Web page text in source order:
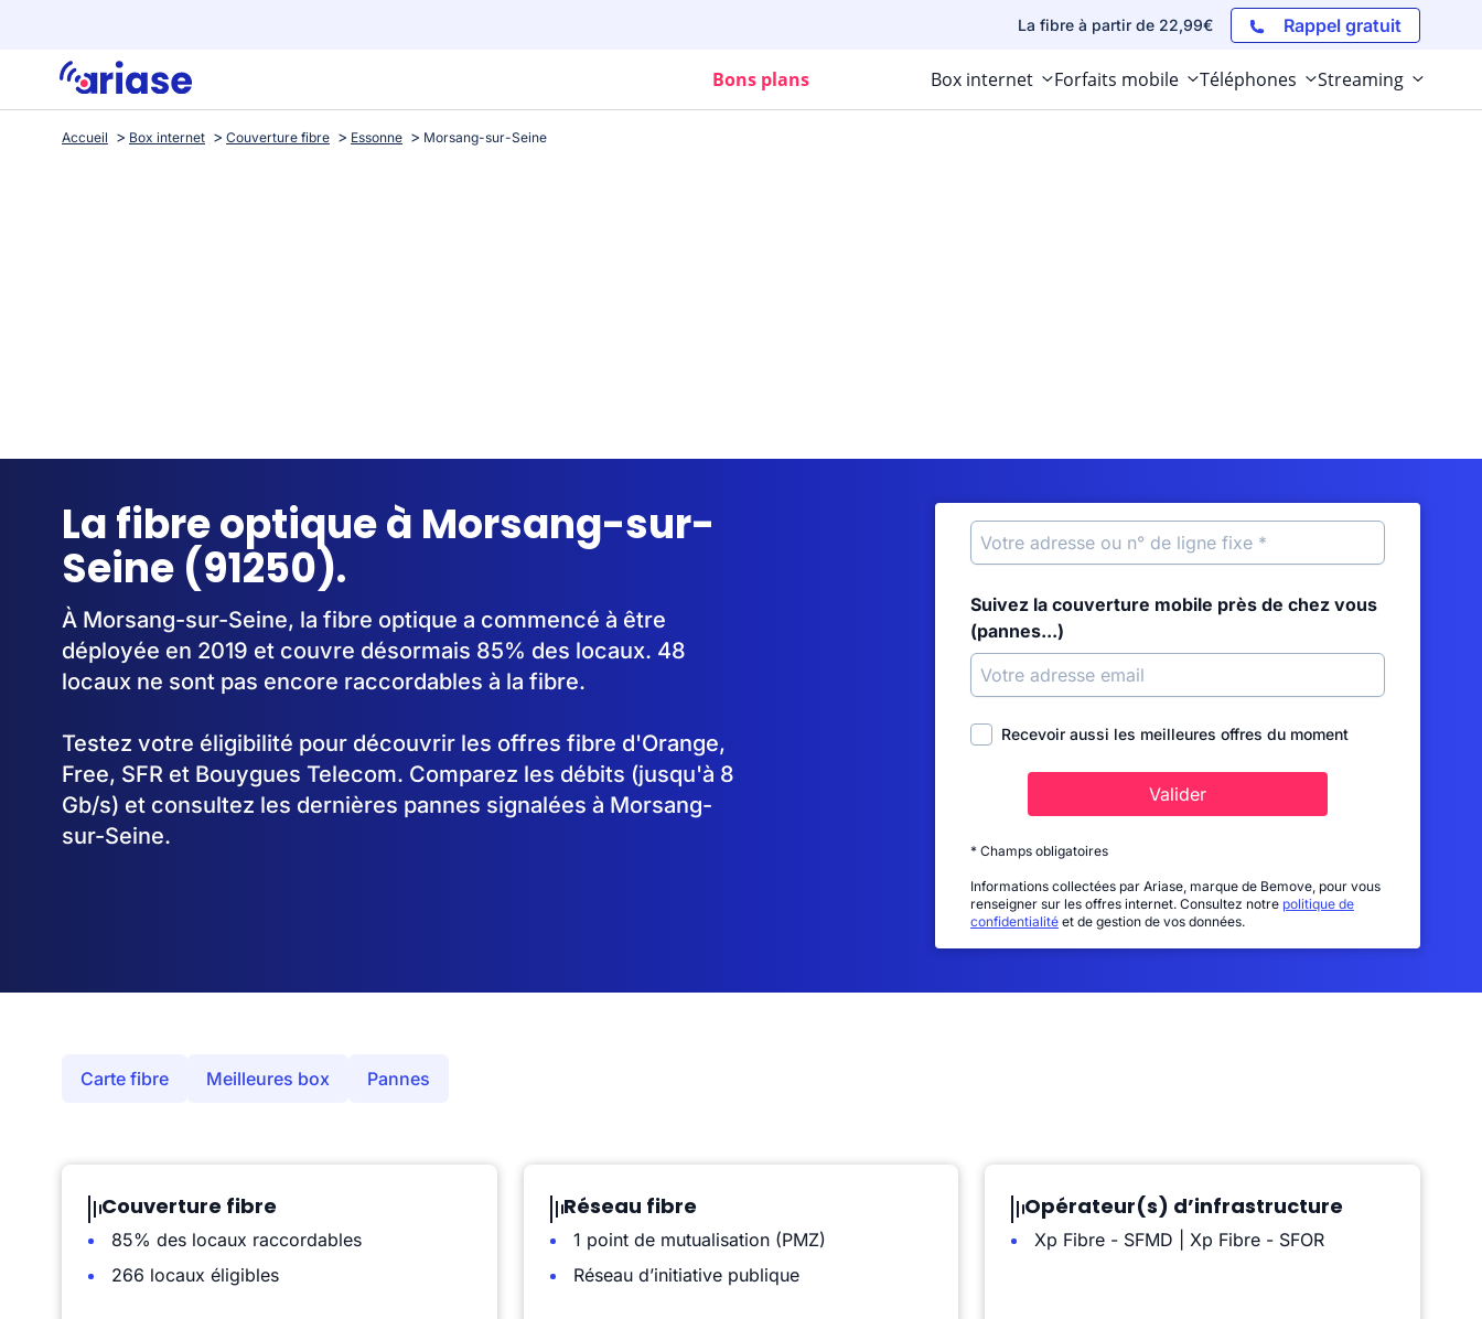
La fibre à partir de 22,99€ Rappel gratuit
Bons plans Box internet Forfaits mobile Téléphones Streaming
Accueil Box internet Couverture fibre Essonne Morsang-sur-Seine
La fibre optique à Morsang-sur-
Seine (91250).
À Morsang-sur-Seine, la fibre optique a commencé à être
déployée en 2019 et couvre désormais 85% des locaux. 48
locaux ne sont pas encore raccordables à la fibre.
Testez votre éligibilité pour découvrir les offres fibre d'Orange,
Free, SFR et Bouygues Telecom. Comparez les débits (jusqu'à 8
Gb/s) et consultez les dernières pannes signalées à Morsang-
sur-Seine.
Suivez la couverture mobile près de chez vous
(pannes...)
Recevoir aussi les meilleures offres du moment
Valider
* Champs obligatoires
Informations collectées par Ariase, marque de Bemove, pour vous
renseigner sur les offres internet. Consultez notre politique de
confidentialité et de gestion de vos données.
Carte fibre Meilleures box Pannes
Couverture fibre
85% des locaux raccordables
266 locaux éligibles
Réseau fibre
1 point de mutualisation (PMZ)
Réseau d’initiative publique
Opérateur(s) d’infrastructure
Xp Fibre - SFMD | Xp Fibre - SFOR